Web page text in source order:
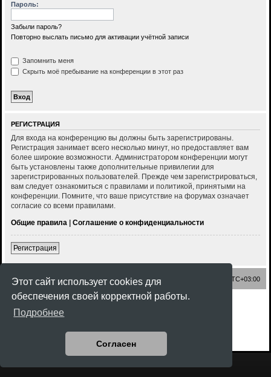
Этот сайт использует cookies для
обеспечения своей корректной работы.
Подробнее
Согласен
Пароль:
Забыли пароль?
Повторно выслать письмо для активации учётной записи
Запомнить меня
Скрыть моё пребывание на конференции в этот раз
РЕГИСТРАЦИЯ
Для входа на конференцию вы должны быть зарегистрированы.
Регистрация занимает всего несколько минут, но предоставляет вам
более широкие возможности. Администратором конференции могут
быть установлены также дополнительные привилегии для
зарегистрированных пользователей. Прежде чем зарегистрироваться,
вам следует ознакомиться с правилами и политикой, принятыми на
конференции. Помните, что ваше присутствие на форумах означает
согласие со всеми правилами.
Общие правила | Соглашение о конфиденциальности
Регистрация
Список форумов UTC+03:00
Создано на основеphpBB® Forum Software © phpBB Limited
Конфиденциальность|Правила